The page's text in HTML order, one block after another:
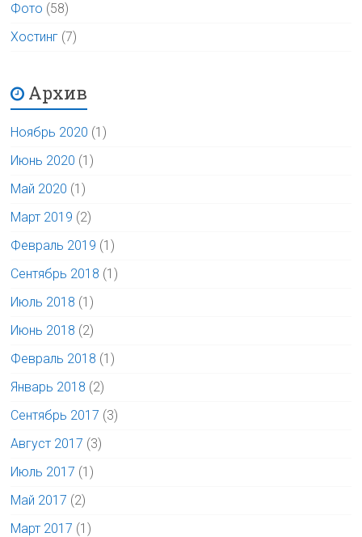
Фото (58)
Хостинг (7)
Архив
Ноябрь 2020 (1)
Июнь 2020 (1)
Май 2020 (1)
Март 2019 (2)
Февраль 2019 (1)
Сентябрь 2018 (1)
Июль 2018 (1)
Июнь 2018 (2)
Февраль 2018 (1)
Январь 2018 (2)
Сентябрь 2017 (3)
Август 2017 (3)
Июль 2017 (1)
Май 2017 (2)
Март 2017 (1)